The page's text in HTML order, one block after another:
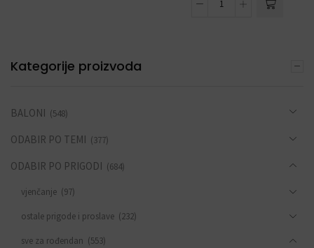
Kategorije proizvoda
BALONI (548)
ODABIR PO TEMI (377)
ODABIR PO PRIGODI (684)
vjenčanje (97)
ostale prigode i proslave (232)
sve za rođendan (553)